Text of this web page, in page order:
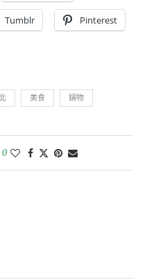
Tumblr Pinterest
美食 鍋物
0